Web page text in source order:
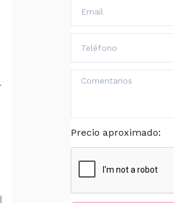
Precio aproximado: